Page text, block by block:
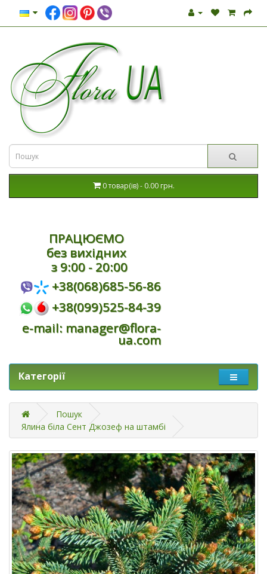
0 товар(ів) - 0.00 грн.
ПРАЦЮЄМО
без вихідних
з 9:00 - 20:00
+38(068)685-56-86
+38(099)525-84-39
e-mail: manager@flora-
ua.com
Категорії
Пошук
Ялина біла Сент Джозеф на штамбі